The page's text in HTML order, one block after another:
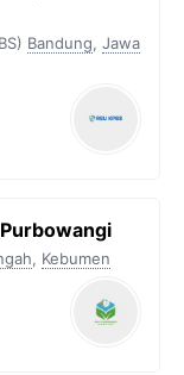
Bandung, Jawa
, Kebumen